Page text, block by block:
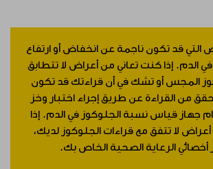
التي قد تكون ناجمة عن انخفاض أو ارتفاع
الدم. إذا كنت تعاني من أعراض لا تتطابق
المجس أو تشك في أن قراءتك قد تكون
من القراءة عن طريق إجراء اختبار وخز
جهاز قياس نسبة الجلوكوز في الدم. إذا
لا تتفق مع قراءات الجلوكوز لديك،
الرعاية الصحية الخاص بك.